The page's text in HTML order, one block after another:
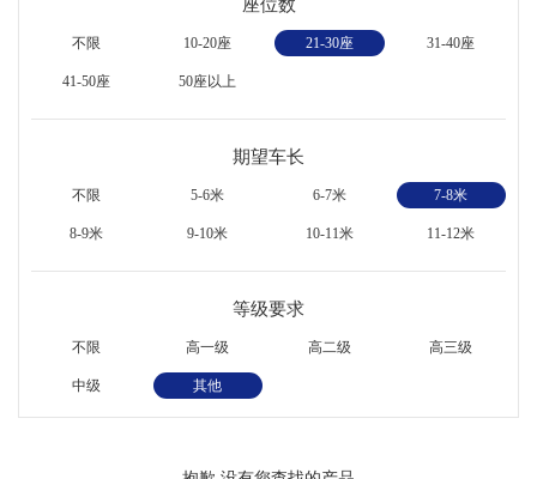
座位数
不限 10-20座 21-30座 31-40座
41-50座 50座以上
期望车长
不限 5-6米 6-7米 7-8米
8-9米 9-10米 10-11米 11-12米
等级要求
不限 高一级 高二级 高三级
中级 其他